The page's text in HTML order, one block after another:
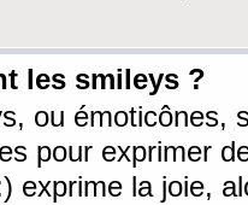
les smileys ?
ou émoticônes,
pour exprimer
exprime la joie,